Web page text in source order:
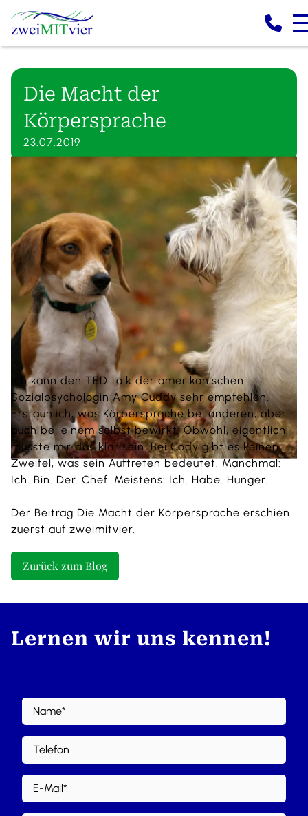
Die Macht der
Körpersprache
23.07.2019
Ich kann den TED talk der amerikanischen
Sozialpsychologin Amy Cuddysehr empfehlen.
Erstaunlich, was Körpersprache bei anderen, aber
auch bei einem selbst bewirkt. Obwohl, eigentlich
müsste mir das klar sein. Bei Cody gibt es keinen
Zweifel, was sein Auftreten bedeutet. Manchmal:
Ich. Bin. Der. Chef. Meistens: Ich. Habe. Hunger.
Der Beitrag Die Macht der Körpersprache erschien
zuerst auf zweimitvier.
Zurück zum Blog
Lernen wir uns kennen!